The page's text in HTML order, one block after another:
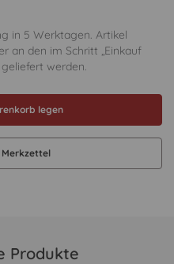
in 5 Werktagen. Artikel
an den im Schritt „Einkauf
werden.
legen
Produkte